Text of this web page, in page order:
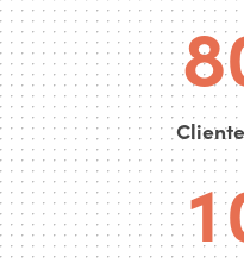
8
0
0
1